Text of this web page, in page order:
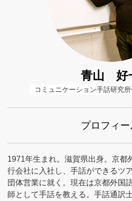
青山 好
コミュニケーション手話研究
プロフィ
1971年生まれ。滋賀県出身。京都
行会社に入社し、手話ができるツ
団体営業に就く。現在は京都外国
師として手話を教える。手話通訳